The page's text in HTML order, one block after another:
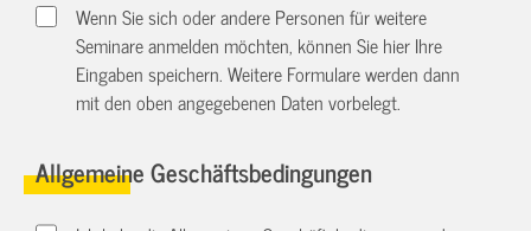
Wenn Sie sich oder andere Personen für weitere
Seminare anmelden möchten, können Sie hier Ihre
Eingaben speichern. Weitere Formulare werden dann
mit den oben angegebenen Daten vorbelegt.
Allgemeine Geschäftsbedingungen